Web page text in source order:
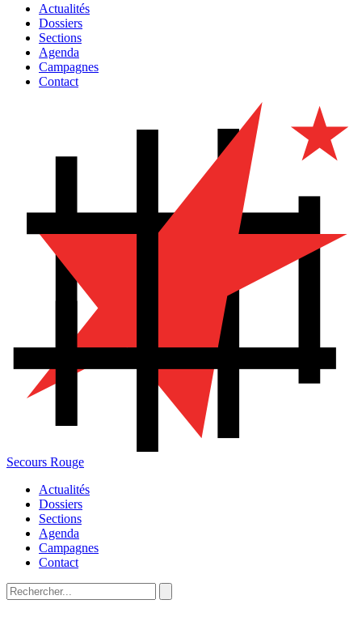
Actualités
Dossiers
Sections
Agenda
Campagnes
Contact
Secours Rouge
Actualités
Dossiers
Sections
Agenda
Campagnes
Contact